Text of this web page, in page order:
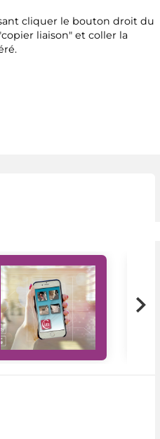
cliquer le bouton droit du
liaison" et coller la